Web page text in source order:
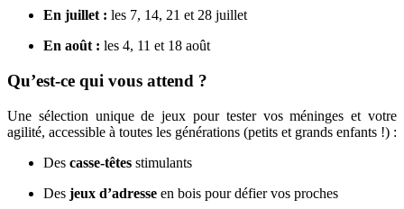
En juillet : les 7, 14, 21 et 28 juillet
En août : les 4, 11 et 18 août
Qu’est-ce qui vous attend ?
Une sélection unique de jeux pour tester vos méninges et votre
agilité, accessible à toutes les générations (petits et grands enfants !) :
Des casse-têtes stimulants
Des jeux d’adresse en bois pour défier vos proches